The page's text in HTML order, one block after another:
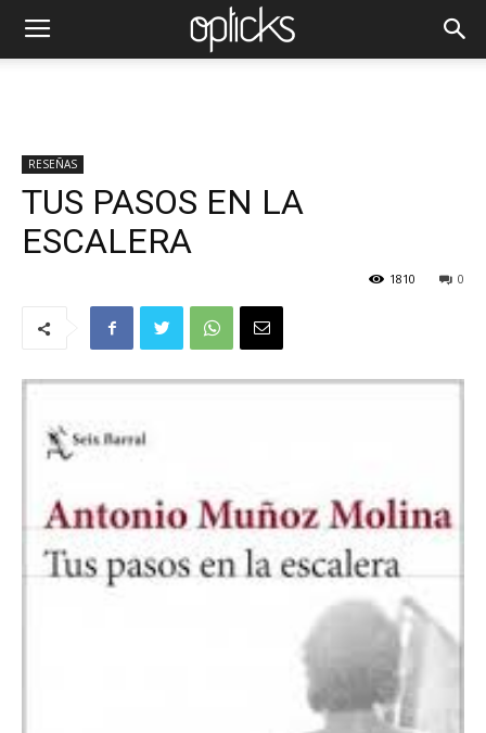
RESEÑAS
TUS PASOS EN LA
ESCALERA
0
1810